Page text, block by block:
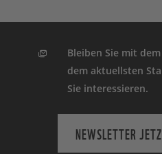
Bleiben Sie mit
dem aktuellsten
Sie interessieren.
NEWSLETTER